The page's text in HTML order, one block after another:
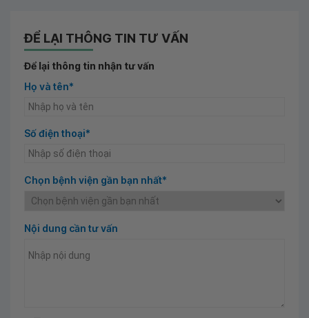
ĐỂ LẠI THÔNG TIN TƯ VẤN
Để lại thông tin nhận tư vấn
Họ và tên*
Số điện thoại*
Chọn bệnh viện gần bạn nhất*
Nội dung cần tư vấn